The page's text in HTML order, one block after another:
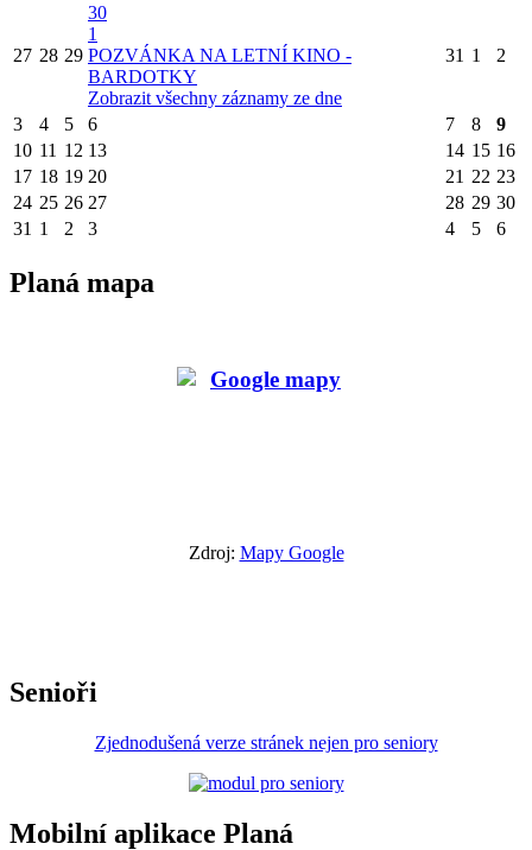
27 28 29
30
1
POZVÁNKA NA LETNÍ KINO -
BARDOTKY
Zobrazit všechny záznamy ze dne
31 1 2
3 4 5 6 7 8
9
10 11 12 13 14 15 16
17 18 19 20 21 22 23
24 25 26 27 28 29 30
31 1 2 3 4 5 6
Planá mapa
Zdroj: Mapy Google
Senioři
Zjednodušená verze stránek nejen pro seniory
Mobilní aplikace Planá